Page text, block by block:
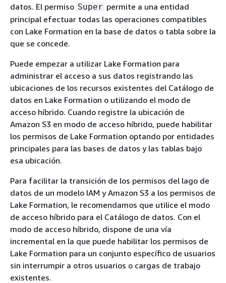
datos. El permiso Super permite a una entidad
principal efectuar todas las operaciones compatibles
con Lake Formation en la base de datos o tabla sobre la
que se concede.
Puede empezar a utilizar Lake Formation para
administrar el acceso a sus datos registrando las
ubicaciones de los recursos existentes del Catálogo de
datos en Lake Formation o utilizando el modo de
acceso híbrido. Cuando registre la ubicación de
Amazon S3 en modo de acceso híbrido, puede habilitar
los permisos de Lake Formation optando por entidades
principales para las bases de datos y las tablas bajo
esa ubicación.
Para facilitar la transición de los permisos del lago de
datos de un modelo IAM y Amazon S3 a los permisos de
Lake Formation, le recomendamos que utilice el modo
de acceso híbrido para el Catálogo de datos. Con el
modo de acceso híbrido, dispone de una vía
incremental en la que puede habilitar los permisos de
Lake Formation para un conjunto específico de usuarios
sin interrumpir a otros usuarios o cargas de trabajo
existentes.